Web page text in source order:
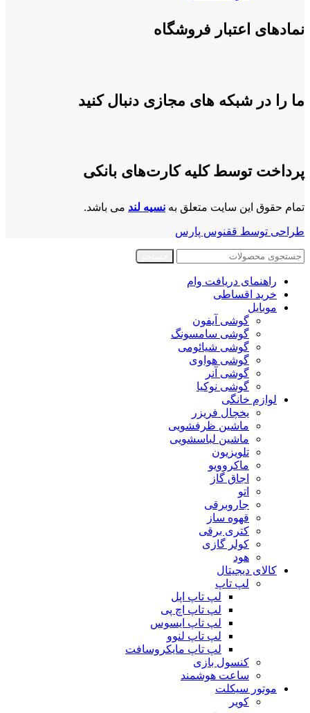
نمادهای اعتبار فروشگاه
ما را در شبکه های مجازی دنبال کنید
پرداخت توسط کلیه کارت‌های بانکی
تمام حقوق این سایت متعلق به نسیه لند می باشد.
طراحی توسط ققنوس پارس
راهنمای دریافت وام
خرید اقساطی
موبایل
گوشی آیفون
گوشی سامسونگ
گوشی شیائومی
گوشی هواوی
گوشی آنر
گوشی نوکیا
لوازم خانگی
یخچال فریزر
ماشین ظرفشویی
ماشین لباسشویی
تلویزیون
ماکروویو
اجاق گاز
اتو
جاروبرقی
قهوه ساز
کتری برقی
کولر گازی
هود
کالای دیجیتال
لپ تاپ
لپ تاپ اپل
لپ تاپ اچ پی
لپ تاپ ایسوس
لپ تاپ لنوو
لپ تاپ مایکروسافت
کنسول بازی
ساعت هوشمند
موتور سیکلت
کویر